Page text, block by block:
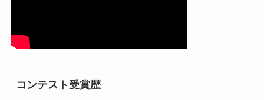
コンテスト受賞歴